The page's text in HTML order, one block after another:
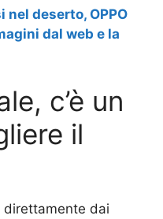
nel deserto, OPPO
dal web e la
c’è un
il
direttamente dai